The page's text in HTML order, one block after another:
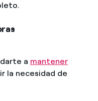
a mantener
la necesidad de